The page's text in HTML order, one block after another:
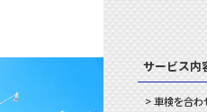
サービス内
車検を合わ